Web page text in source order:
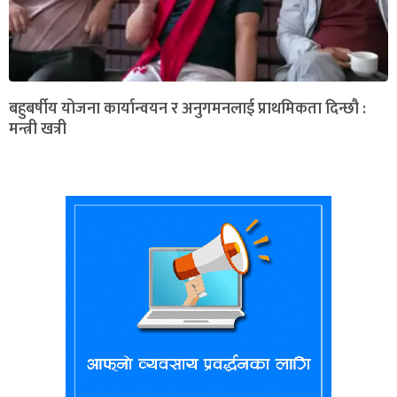
बहुबर्षीय योजना कार्यान्वयन र अनुगमनलाई प्राथमिकता दिन्छौ :
मन्त्री खत्री